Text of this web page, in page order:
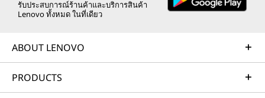
รับประสบการณ์ร้านค้าและบริการสินค้า
Lenovo ทั้งหมด ในที่เดียว
ABOUT LENOVO
PRODUCTS